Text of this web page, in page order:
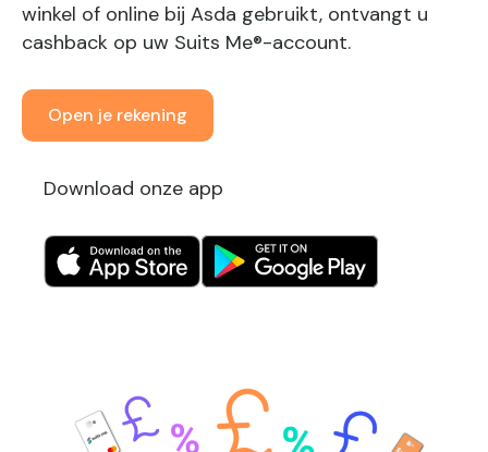
winkel of online bij Asda gebruikt, ontvangt u
cashback op uw Suits Me®-account.
Open je rekening
Download onze app